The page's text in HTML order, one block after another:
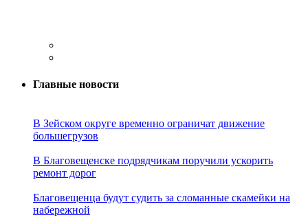
Главные новости
В Зейском округе временно ограничат движение
большегрузов
В Благовещенске подрядчикам поручили ускорить
ремонт дорог
Благовещенца будут судить за сломанные скамейки на
набережной